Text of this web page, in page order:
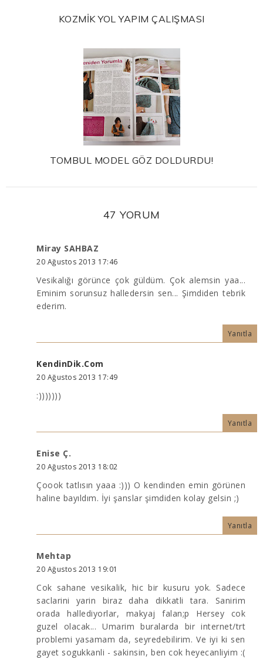
KOZMİK YOL YAPIM ÇALIŞMASI
TOMBUL MODEL GÖZ DOLDURDU!
47 YORUM
Miray SAHBAZ
20 Ağustos 2013 17:46
Vesikalığı görünce çok güldüm. Çok alemsin yaa...
Eminim sorunsuz halledersin sen... Şimdiden tebrik
ederim.
Yanıtla
KendinDik.Com
20 Ağustos 2013 17:49
:)))))))
Yanıtla
Enise Ç.
20 Ağustos 2013 18:02
Çoook tatlısın yaaa :))) O kendinden emin görünen
haline bayıldım. İyi şanslar şimdiden kolay gelsin ;)
Yanıtla
Mehtap
20 Ağustos 2013 19:01
Cok sahane vesikalik, hic bir kusuru yok. Sadece
saclarini yarin biraz daha dikkatli tara. Sanirim
orada hallediyorlar, makyaj falan;p Hersey cok
guzel olacak... Umarim buralarda bir internet/trt
problemi yasamam da, seyredebilirim. Ve iyi ki sen
gayet sogukkanli - sakinsin, ben cok heyecanliyim :(